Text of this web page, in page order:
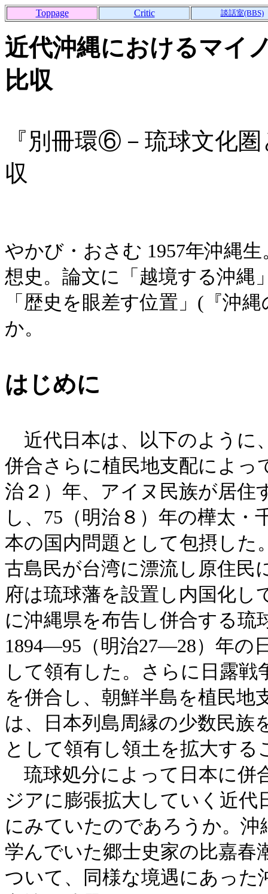
Toppage Critic 談話室(BBS)
近代沖縄におけるマイ
比収
『別冊環⑥－琉球文化
収
やかび・おさむ 1957年沖縄
想史。論文に「越境する沖縄
「歴史を眼差す位置」(『沖
か。
はじめに
近代日本は、以下のように
併合さらに植民地支配によっ
治２）年、アイヌ民族が居住
し、75（明治８）年の樺太
本の国内問題として包摂した
古島民が台湾に漂流し原住民
府は琉球藩を設置し内国化し
に沖縄県を布告し併合する琉
1894―95（明治27―28）年の
して領有した。さらに日露戦
を併合し、朝鮮半島を植民地
は、日本列島周縁の少数民族
として領有し領土を拡大す
琉球処分によって日本に併
ジアに膨張拡大していく近
にみていたのであろうか。
学んでいた郷士史家の比嘉春
ついて、同様な境遇にあっ